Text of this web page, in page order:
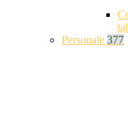
Personale 377